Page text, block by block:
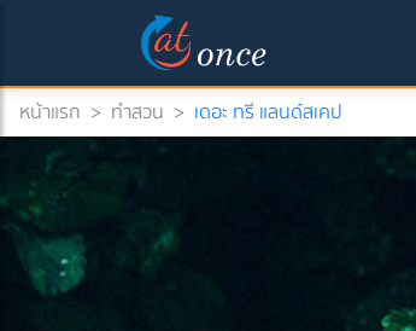
หน้าแรก > ทำสวน > เดอะ ทรี แลนด์สเคป